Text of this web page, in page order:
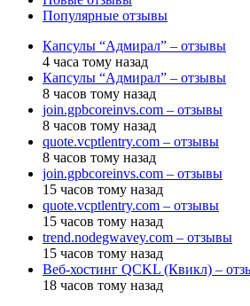
Популярные отзывы
Капсулы “Адмирал” – отзывы
4 часа тому назад
Капсулы “Адмирал” – отзывы
8 часов тому назад
join.gpbcoreinvs.com – отзывы
8 часов тому назад
quote.vcptlentry.com – отзывы
8 часов тому назад
join.gpbcoreinvs.com – отзывы
15 часов тому назад
quote.vcptlentry.com – отзывы
15 часов тому назад
trend.nodegwavey.com – отзывы
15 часов тому назад
Веб-хостинг QCKL (Квикл) –
18 часов тому назад